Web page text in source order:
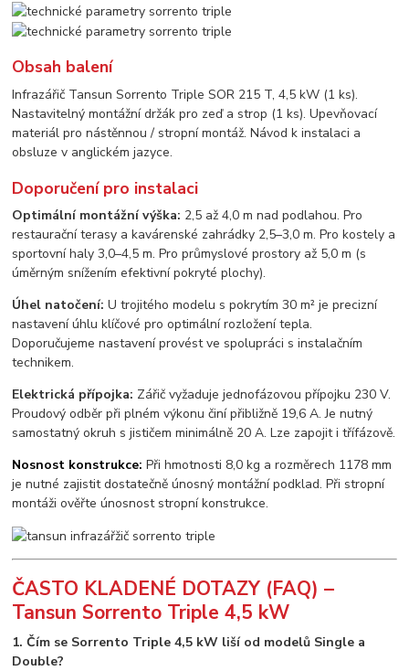
Obsah balení
Infrazářič Tansun Sorrento Triple SOR 215 T, 4,5 kW (1 ks).
Nastavitelný montážní držák pro zeď a strop (1 ks). Upevňovací
materiál pro nástěnnou / stropní montáž. Návod k instalaci a
obsluze v anglickém jazyce.
Doporučení pro instalaci
Optimální montážní výška: 2,5 až 4,0 m nad podlahou. Pro
restaurační terasy a kavárenské zahrádky 2,5–3,0 m. Pro kostely a
sportovní haly 3,0–4,5 m. Pro průmyslové prostory až 5,0 m (s
úměrným snížením efektivní pokryté plochy).
Úhel natočení:U trojitého modelu s pokrytím 30 m² je precizní
nastavení úhlu klíčové pro optimální rozložení tepla.
Doporučujeme nastavení provést ve spolupráci s instalačním
technikem.
Elektrická přípojka: Zářič vyžaduje jednofázovou přípojku 230 V.
Proudový odběr při plném výkonu činí přibližně 19,6 A. Je nutný
samostatný okruh s jističem minimálně 20 A. Lze zapojit i třífázově.
Nosnost konstrukce:Při hmotnosti 8,0 kg a rozměrech 1178 mm
je nutné zajistit dostatečně únosný montážní podklad. Při stropní
montáži ověřte únosnost stropní konstrukce.
ČASTO KLADENÉ DOTAZY (FAQ) –
Tansun Sorrento Triple 4,5 kW
1. Čím se Sorrento Triple 4,5 kW liší od modelů Single a
Double?